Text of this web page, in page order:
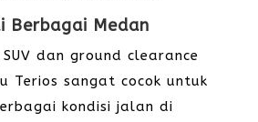
Berbagai Medan
dan ground clearance
Terios sangat cocok untuk
kondisi jalan di